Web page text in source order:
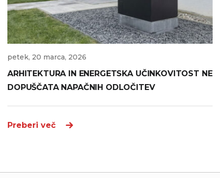
petek, 20 marca, 2026
ARHITEKTURA IN ENERGETSKA UČINKOVITOST NE
DOPUŠČATA NAPAČNIH ODLOČITEV
Preberi več